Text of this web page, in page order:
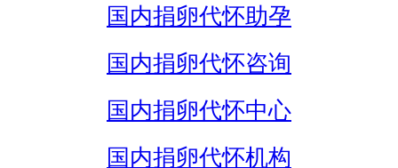
国内捐卵代怀助孕
国内捐卵代怀咨询
国内捐卵代怀中心
国内捐卵代怀机构